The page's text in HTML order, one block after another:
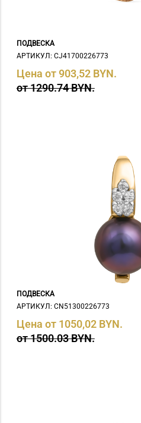
ПОДВЕСКА
АРТИКУЛ: СJ41700226773
Цена от 903,52 BYN.
от 1290.74 BYN.
ПОДВЕСКА
АРТИКУЛ: СN51300226773
Цена от 1050,02 BYN.
от 1500.03 BYN.